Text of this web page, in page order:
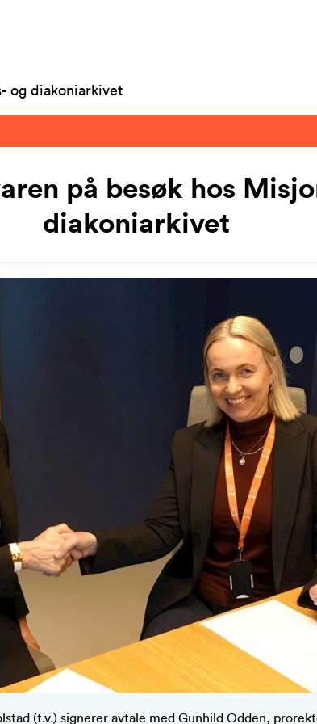
og diakoniarkivet
på besøk hos
diakoniarkivet
(t.v.) signerer avtale med Gunhild Odden,